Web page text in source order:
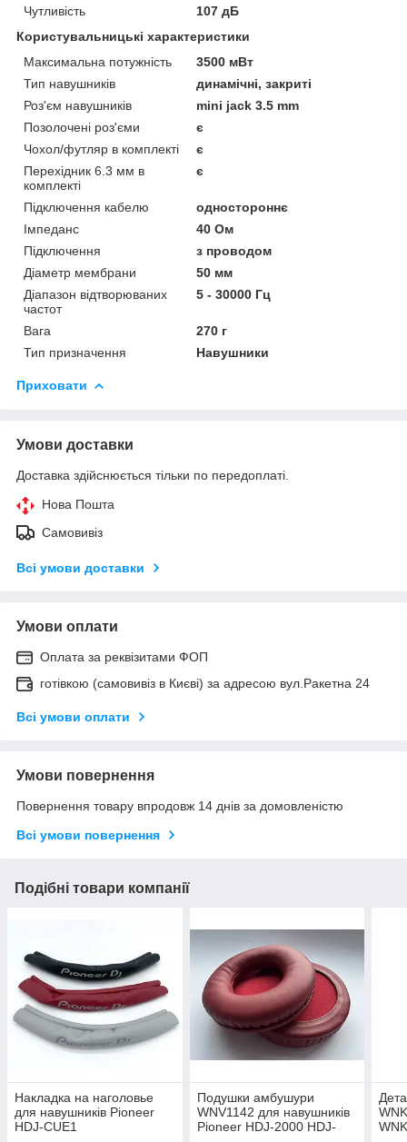
Чутливість
107 дБ
Користувальницькі характеристики
Максимальна потужність
3500 мВт
Тип навушників
динамічні, закриті
Роз'єм навушників
mini jack 3.5 mm
Позолочені роз'єми
є
Чохол/футляр в комплекті
є
Перехідник 6.3 мм в
комплекті
є
Підключення кабелю
одностороннє
Імпеданс
40 Ом
Підключення
з проводом
Діаметр мембрани
50 мм
Діапазон відтворюваних
частот
5 - 30000 Гц
Вага
270 г
Тип призначення
Навушники
Приховати
Умови доставки
Доставка здійснюється тільки по передоплаті.
Нова Пошта
Самовивіз
Всі умови доставки
Умови оплати
Оплата за реквізитами ФОП
готівкою (самовивіз в Києві) за адресою вул.Ракетна 24
Всі умови оплати
Умови повернення
Повернення товару впродовж 14 днів за домовленістю
Всі умови повернення
Подібні товари компанії
Накладка на наголовье
для навушників Pioneer
HDJ-CUE1
Подушки амбушури
WNV1142 для навушників
Pioneer HDJ-2000 HDJ-